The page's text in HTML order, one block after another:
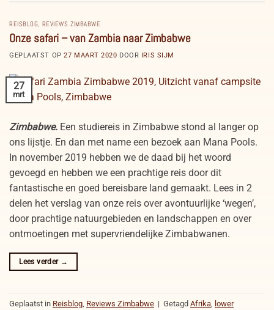
REISBLOG, REVIEWS ZIMBABWE
Onze safari – van Zambia naar Zimbabwe
GEPLAATST OP27 MAART 2020 DOOR IRIS SIJM
27
mrt
Zimbabwe. Een studiereis in Zimbabwe stond al langer op
ons lijstje. En dan met name een bezoek aan Mana Pools.
In november 2019 hebben we de daad bij het woord
gevoegd en hebben we een prachtige reis door dit
fantastische en goed bereisbare land gemaakt. Lees in 2
delen het verslag van onze reis over avontuurlijke ‘wegen’,
door prachtige natuurgebieden en landschappen en over
ontmoetingen met supervriendelijke Zimbabwanen.
Lees verder →
Geplaatst in Reisblog Reviews Zimbabwe | Getagd Afrika lower